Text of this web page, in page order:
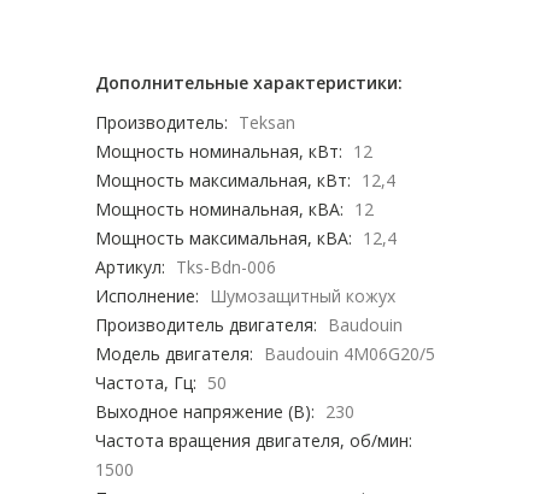
Дополнительные характеристики:
Производитель: Teksan
Мощность номинальная, кВт: 12
Мощность максимальная, кВт: 12,4
Мощность номинальная, кВА: 12
Мощность максимальная, кВА: 12,4
Артикул: Tks-Bdn-006
Исполнение:
Шумозащитный кожух
Производитель двигателя:
Baudouin
Модель двигателя:
Baudouin 4M06G20/5
Частота, Гц: 50
Выходное напряжение (В): 230
Частота вращения двигателя, об/мин:
1500